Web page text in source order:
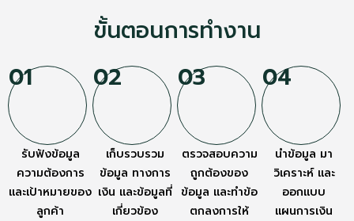
ขั้นตอนการทำงาน
01
รับฟังข้อมูล
ความต้องการ
และเป้าหมายของ
ลูกค้า
02
เก็บรวบรวม
ข้อมูล ทางการ
เงิน และข้อมูลที่
เกี่ยวข้อง
03
ตรวจสอบความ
ถูกต้องของ
ข้อมูล และทำข้อ
ตกลงการให้
04
นำข้อมูล มา
วิเคราะห์ และ
ออกแบบ
แผนการเงิน